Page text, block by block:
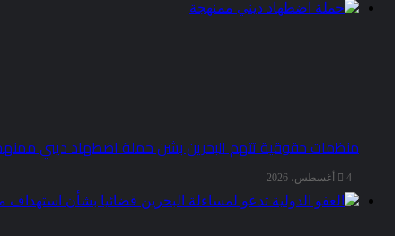
منظمات حقوقية تتهم البحرين بشن حملة اضطهاد ديني
4 أغسطس، 2026